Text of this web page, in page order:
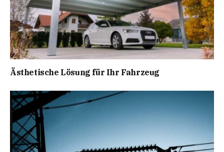
Ästhetische Lösung für Ihr Fahrzeug